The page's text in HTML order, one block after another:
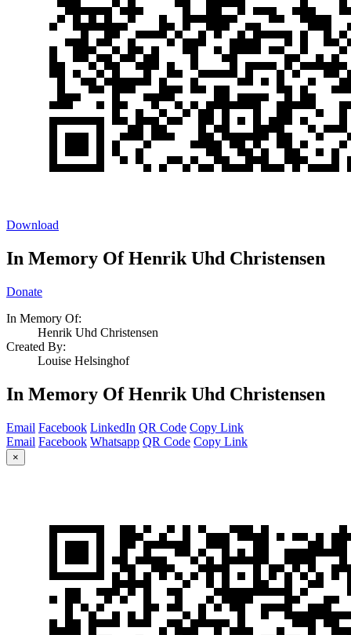
Download
In Memory Of Henrik Uhd Christensen
Donate
In Memory Of:
Henrik Uhd Christensen
Created By:
Louise Helsinghof
In Memory Of Henrik Uhd Christensen
Email Facebook LinkedIn QR Code Copy Link
Email Facebook Whatsapp QR Code Copy Link
×